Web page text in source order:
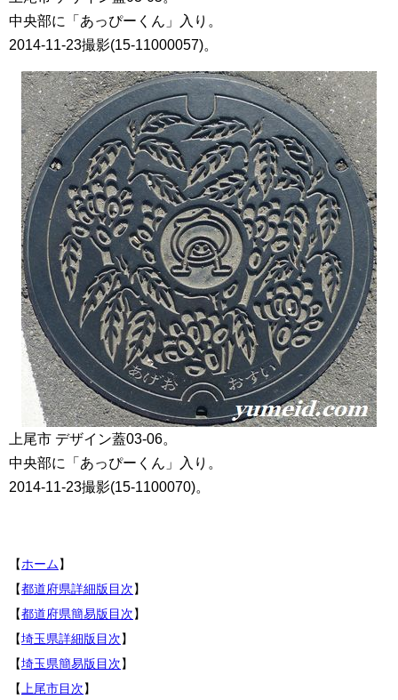
中央部に「あっぴーくん」入り。
2014-11-23撮影(15-11000057)。
上尾市 デザイン蓋03-06。
中央部に「あっぴーくん」入り。
2014-11-23撮影(15-1100070)。
【ホーム】
【都道府県詳細版目次】
【都道府県簡易版目次】
【埼玉県詳細版目次】
【埼玉県簡易版目次】
【 上尾市目次】